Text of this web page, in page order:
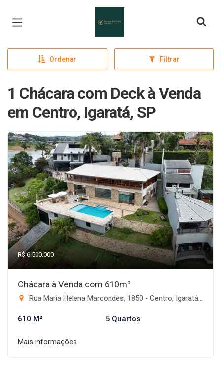
Ordenar Filtrar
1 Chácara com Deck à Venda
em Centro, Igaratá, SP
R$ 6.500.000
Chácara à Venda com 610m²
Rua Maria Helena Marcondes, 1850 - Centro, Igaratá-SP
610 M² 5 Quartos
Mais informações